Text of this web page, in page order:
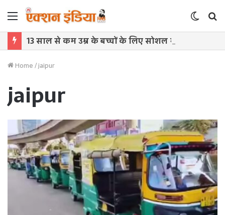
Menu
Switch
skin
Home/jaipur
jaipur